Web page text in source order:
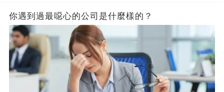
你遇到過最噁心的公司是什麼樣的？